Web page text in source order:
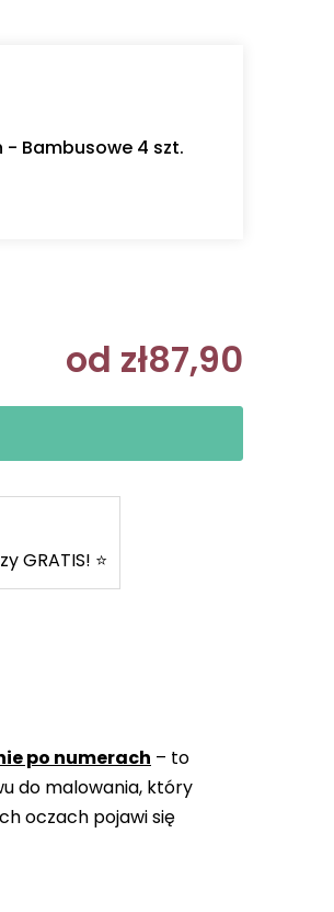
Bambusowe 4 szt.
od zł87,90
GRATIS! ⭐
po numerach – to
do malowania, który
oczach pojawi się